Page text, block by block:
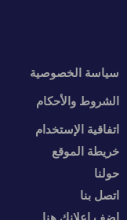
سياسة الخصوصية
الشروط والأحكام
اتفاقية الإستخدام
خريطة الموقع
حولنا
اتصل بنا